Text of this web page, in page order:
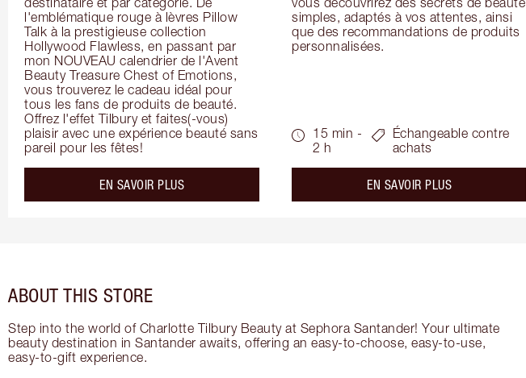
l'emblématique rouge à lèvres Pillow
Talk à la prestigieuse collection
Hollywood Flawless, en passant par
mon NOUVEAU calendrier de l'Avent
Beauty Treasure Chest of Emotions,
vous trouverez le cadeau idéal pour
tous les fans de produits de beauté.
Offrez l'effet Tilbury et faites(-vous)
plaisir avec une expérience beauté sans
pareil pour les fêtes!
EN SAVOIR PLUSabout the
simples, adaptés à vos attentes, ainsi
que des recommandations de produits
personnalisées.
15 min -
2 h
Échangeable contre
achats
EN SAVOIR PLUSabout the
ABOUT THIS STORE
Step into the world of Charlotte Tilbury Beauty at Sephora Santander! Your ultimate
beauty destination in Santander awaits, offering an easy-to-choose, easy-to-use,
easy-to-gift experience.